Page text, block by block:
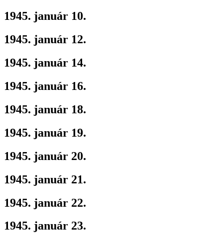
1945. január 10.
1945. január 12.
1945. január 14.
1945. január 16.
1945. január 18.
1945. január 19.
1945. január 20.
1945. január 21.
1945. január 22.
1945. január 23.